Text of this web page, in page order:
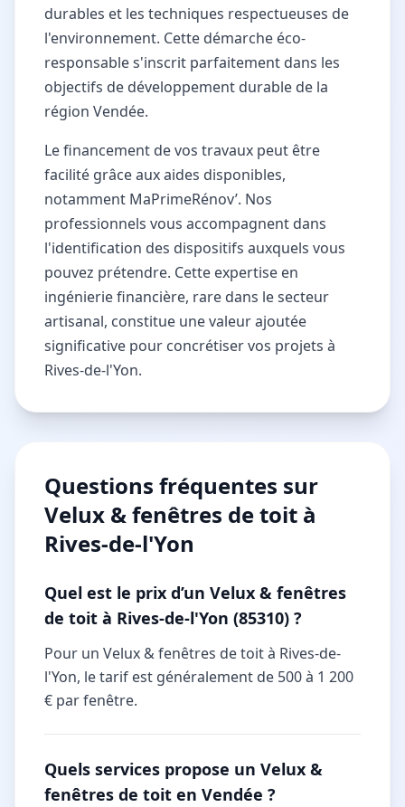
durables et les techniques respectueuses de
l'environnement. Cette démarche éco-
responsable s'inscrit parfaitement dans les
objectifs de développement durable de la
région Vendée.
Le financement de vos travaux peut être
facilité grâce aux aides disponibles,
notamment MaPrimeRénov’. Nos
professionnels vous accompagnent dans
l'identification des dispositifs auxquels vous
pouvez prétendre. Cette expertise en
ingénierie financière, rare dans le secteur
artisanal, constitue une valeur ajoutée
significative pour concrétiser vos projets à
Rives-de-l'Yon.
Questions fréquentes sur
Velux & fenêtres de toit à
Rives-de-l'Yon
Quel est le prix d’un Velux & fenêtres
de toit à Rives-de-l'Yon (85310) ?
Pour un Velux & fenêtres de toit à Rives-de-
l'Yon, le tarif est généralement de 500 à 1 200
€ par fenêtre.
Quels services propose un Velux &
fenêtres de toit en Vendée ?